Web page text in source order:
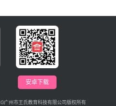
安卓下载
州市王氏教育科技有限公司版权所有